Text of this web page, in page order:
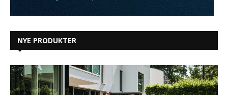
NYE PRODUKTER